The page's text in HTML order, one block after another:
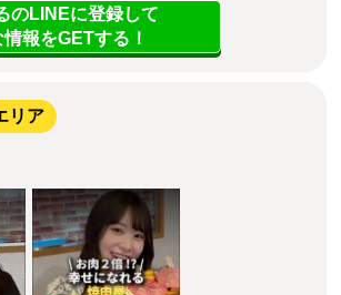
のLINEに登録して
報をGETする！
リア